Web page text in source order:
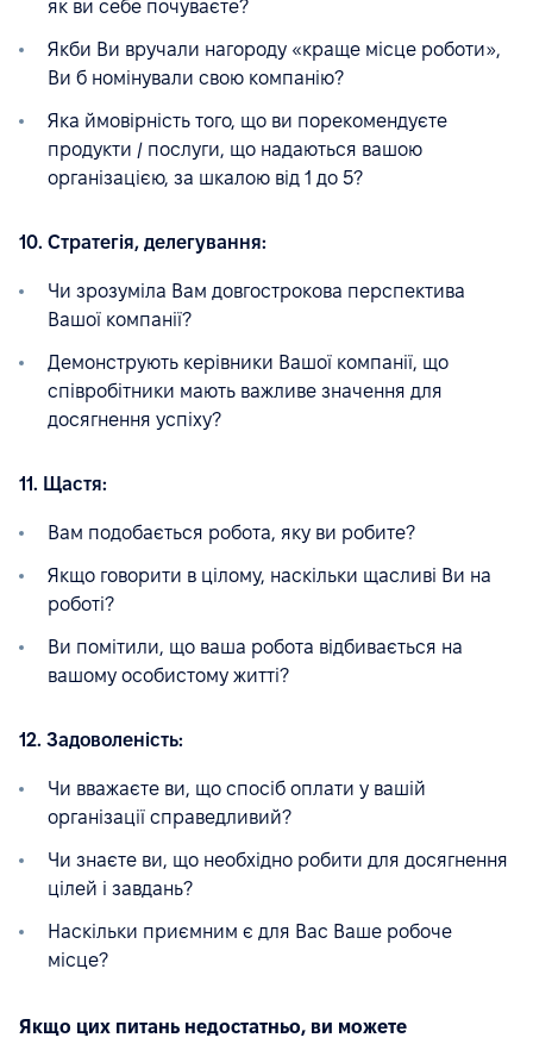
як ви себе почуваєте?
Якби Ви вручали нагороду «краще місце роботи»,
Ви б номінували свою компанію?
Яка ймовірність того, що ви порекомендуєте
продукти / послуги, що надаються вашою
організацією, за шкалою від 1 до 5?
10. Стратегія, делегування:
Чи зрозуміла Вам довгострокова перспектива
Вашої компанії?
Демонструють керівники Вашої компанії, що
співробітники мають важливе значення для
досягнення успіху?
11. Щастя:
Вам подобається робота, яку ви робите?
Якщо говорити в цілому, наскільки щасливі Ви на
роботі?
Ви помітили, що ваша робота відбивається на
вашому особистому житті?
12. Задоволеність:
Чи вважаєте ви, що спосіб оплати у вашій
організації справедливий?
Чи знаєте ви, що необхідно робити для досягнення
цілей і завдань?
Наскільки приємним є для Вас Ваше робоче
місце?
Якщо цих питань недостатньо, ви можете